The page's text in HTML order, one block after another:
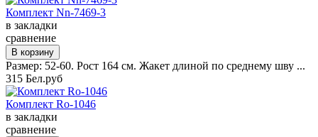
Комплект Nn-7469-3
в закладки
сравнение
Размер: 52-60. Рост 164 см. Жакет длиной по среднему шву ...
315 Бел.руб
Комплект Ro-1046
в закладки
сравнение